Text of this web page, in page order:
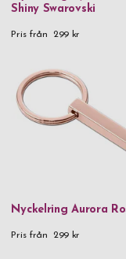
Shiny Swarovski
Pris från 299 kr
Nyckelring Aurora
Pris från 299 kr